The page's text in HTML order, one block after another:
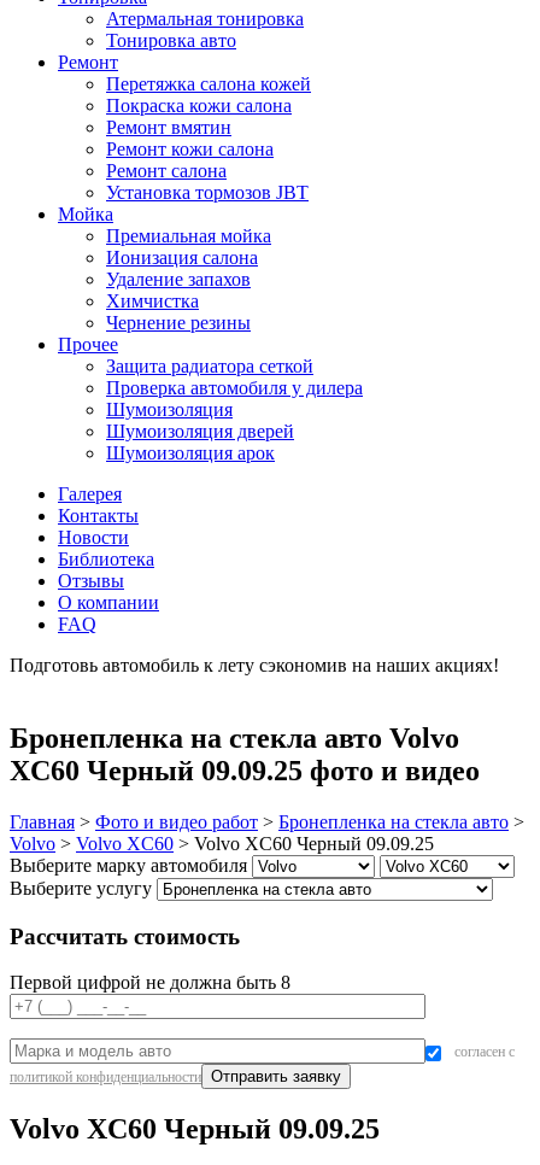
Атермальная тонировка
Тонировка авто
Ремонт
Перетяжка салона кожей
Покраска кожи салона
Ремонт вмятин
Ремонт кожи салона
Ремонт салона
Установка тормозов JBT
Мойка
Премиальная мойка
Ионизация салона
Удаление запахов
Химчистка
Чернение резины
Прочее
Защита радиатора сеткой
Проверка автомобиля у дилера
Шумоизоляция
Шумоизоляция дверей
Шумоизоляция арок
Галерея
Контакты
Новости
Библиотека
Отзывы
О компании
FAQ
Подготовь автомобиль к лету сэкономив на наших акциях!
Бронепленка на стекла авто Volvo
XC60 Черный 09.09.25 фото и видео
Главная > Фото и видео работ > Бронепленка на стекла авто >
Volvo > Volvo XC60 > Volvo XC60 Черный 09.09.25
Выберите марку автомобиля
Выберите услугу
Рассчитать стоимость
Первой цифрой не должна быть 8
согласен с
политикой конфиденциальности
Volvo XC60 Черный 09.09.25